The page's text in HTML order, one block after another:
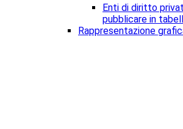
Enti di diritto
pubblicare in
Rappresentazione